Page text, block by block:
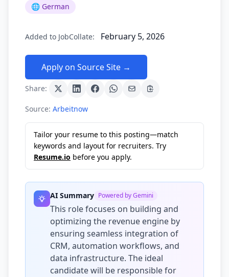
🌐 German
Added to JobCollate: February 5, 2026
Apply on Source Site →
Share:
Source: Arbeitnow
Tailor your resume to this posting—match
keywords and layout for recruiters. Try
Resume.io before you apply.
AI Summary Powered by Gemini
This role focuses on building and
optimizing the revenue engine by
ensuring seamless integration of
CRM, automation workflows, and
data infrastructure. The ideal
candidate will be responsible for